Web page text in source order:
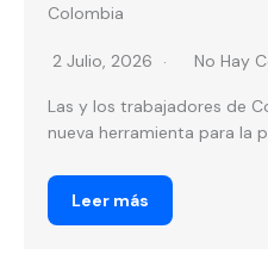
Colombia
2 Julio, 2026 No Hay
Las y los trabajadores de
nueva herramienta para la
Leer más